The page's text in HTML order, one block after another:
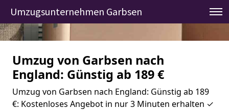
Umzugsunternehmen Garbsen
Umzug von Garbsen nach
England: Günstig ab 189 €
Umzug von Garbsen nach England: Günstig ab 189
€: Kostenloses Angebot in nur 3 Minuten erhalten ✓